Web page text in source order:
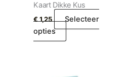
Kaart Dikke Kus
€1,25
Selecteer
opties